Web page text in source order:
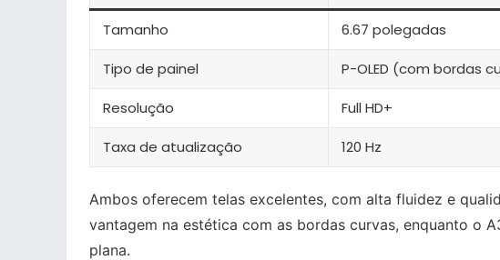
Tamanho 6.67 polegadas
Tipo de painel P-OLED (com bordas
Resolução Full HD+
Taxa de atualização 120 Hz
Ambos oferecem telas excelentes, com alta fluidez e
vantagem na estética com as bordas curvas, enquanto o
plana.